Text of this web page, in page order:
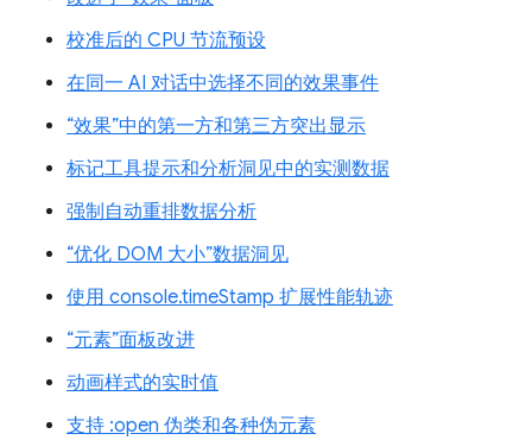
校准后的 CPU 节流预设
在同一 AI 对话中选择不同的效果事件
“效果”中的第一方和第三方突出显示
标记工具提示和分析洞见中的实测数据
强制自动重排数据分析
“优化 DOM 大小”数据洞见
使用 console.timeStamp 扩展性能轨迹
“元素”面板改进
动画样式的实时值
支持 :open 伪类和各种伪元素